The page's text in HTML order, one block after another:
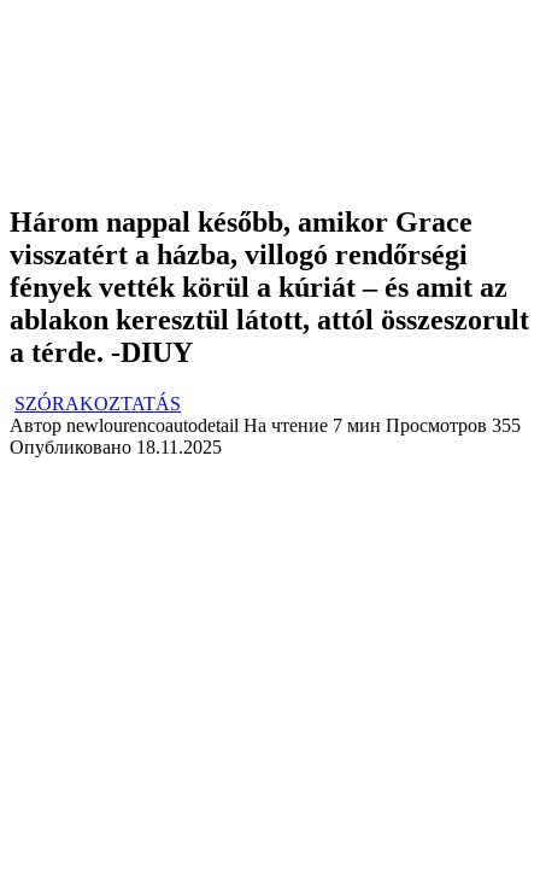
Három nappal később, amikor Grace
visszatért a házba, villogó rendőrségi
fények vették körül a kúriát – és amit az
ablakon keresztül látott, attól összeszorult
a térde. -DIUY
SZÓRAKOZTATÁS
Автор newlourencoautodetail На чтение 7 мин Просмотров 355
Опубликовано 18.11.2025